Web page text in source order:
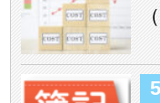
（